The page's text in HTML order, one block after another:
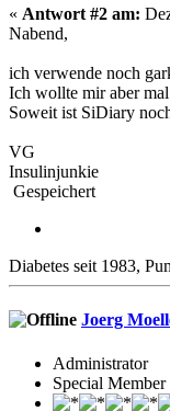
« Antwort #2 am:
Nabend,
ich verwende noch
Ich wollte mir aber
Soweit ist SiDiary
VG
Insulinjunkie
Gespeichert
Diabetes seit 1983,
Joerg
Administrator
Special Member